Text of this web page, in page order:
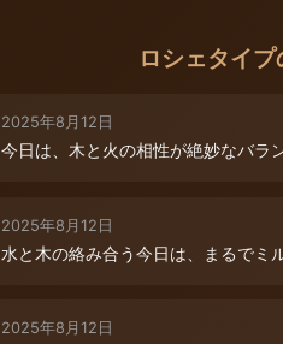
ロシェタイ
2025年8月12日
今日は、木と火の相性が絶妙なバラ
2025年8月12日
水と木の絡み合う今日は、まるでミ
2025年8月12日